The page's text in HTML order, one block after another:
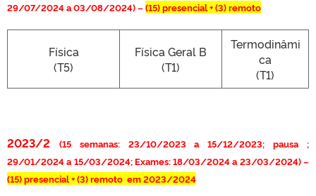
29/07/2024 a 03/08/2024) –(15)presencial + (3) remoto
Física
(T5)
Física Geral B
(T1)
Termodinâmi
ca
(T1)
2023/2
(15 semanas: 23/10/2023 a 15/12/2023; pausa ;
29/01/2024 a 15/03/2024; Exames: 18/03/2024 a 23/03/2024) –
(15)presencial + (3) remoto em 2023/2024